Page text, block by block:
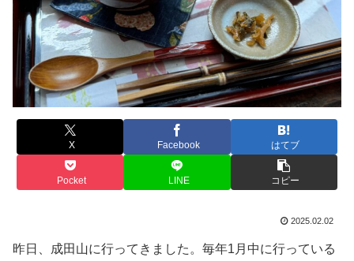
X Facebook はてブ
Pocket LINE コピー
2025.02.02
昨日、成田山に行ってきました。毎年1月中に行っている